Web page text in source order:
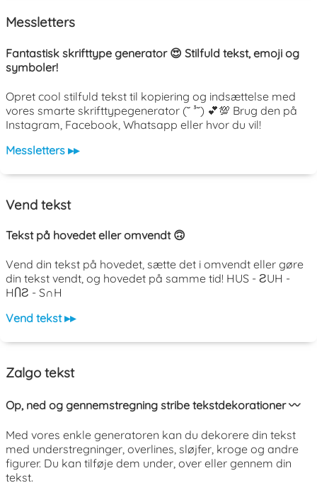
Messletters
Fantastisk skrifttype generator 😍 Stilfuld tekst, emoji og
symboler!
Opret cool stilfuld tekst til kopiering og indsættelse med
vores smarte skrifttypegenerator (˘ ³˘) 💕💯 Brug den på
Instagram, Facebook, Whatsapp eller hvor du vil!
Messletters ▸▸
Vend tekst
Tekst på hovedet eller omvendt 🙃
Vend din tekst på hovedet, sætte det i omvendt eller gøre
din tekst vendt, og hovedet på samme tid! HUS - ƧUH -
HႶƧ - S∩H
Vend tekst ▸▸
Zalgo tekst
Op, ned og gennemstregning stribe tekstdekorationer 〰️
Med vores enkle generatoren kan du dekorere din tekst
med understregninger, overlines, sløjfer, kroge og andre
figurer. Du kan tilføje dem under, over eller gennem din
tekst.